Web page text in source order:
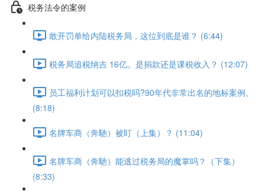
税务法令的案例
敢开罚单给内陆税务局，这位到底是谁？ (6:44)
税务局追税纳吉 16亿。是捐款还是课税收入？ (12:07)
员工福利计划可以扣税吗?90年代非常出名的地标案例。
(8:18)
名牌车商（奔馳）被盯（上集）？ (11:04)
名牌车商（奔馳）能逃过税务局的魔掌吗？（下集）
(8:33)